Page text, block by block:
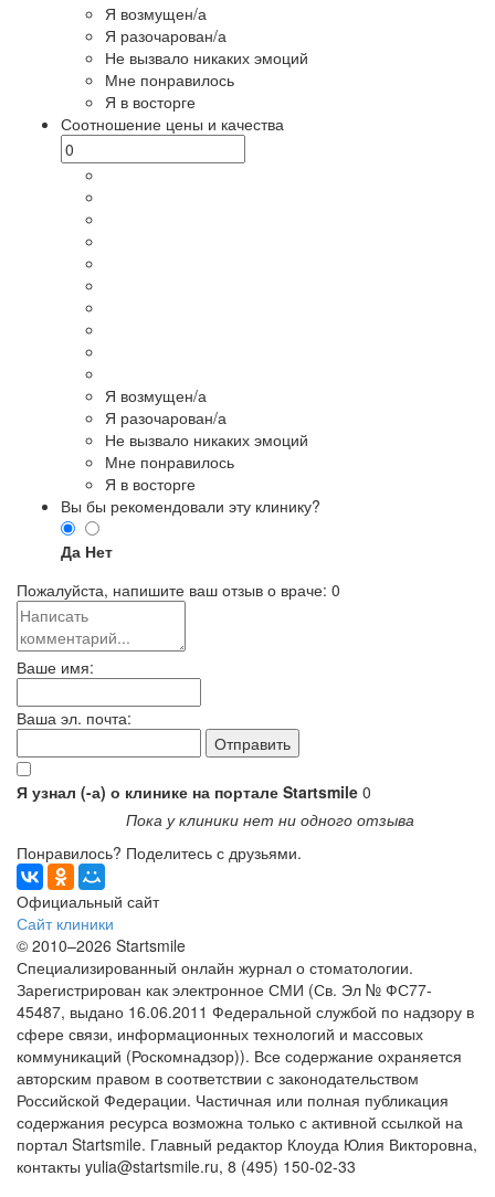
Я возмущен/а
Я разочарован/а
Не вызвало никаких эмоций
Мне понравилось
Я в восторге
Соотношение цены и качества
Я возмущен/а
Я разочарован/а
Не вызвало никаких эмоций
Мне понравилось
Я в восторге
Вы бы рекомендовали эту клинику?
Да Нет
Пожалуйста, напишите ваш отзыв о враче: 0
Ваше имя:
Ваша эл. почта:
Я узнал (-а) о клинике на портале Startsmile 0
Пока у клиники нет ни одного отзыва
Понравилось? Поделитесь с друзьями.
Официальный сайт
Сайт клиники
© 2010–2026 Startsmile
Специализированный онлайн журнал о стоматологии.
Зарегистрирован как электронное СМИ (Св. Эл № ФС77-
45487, выдано 16.06.2011 Федеральной службой по надзору в
сфере связи, информационных технологий и массовых
коммуникаций (Роскомнадзор)). Все содержание охраняется
авторским правом в соответствии с законодательством
Российской Федерации. Частичная или полная публикация
содержания ресурса возможна только с активной ссылкой на
портал Startsmile. Главный редактор Клоуда Юлия Викторовна,
контакты yulia@startsmile.ru, 8 (495) 150-02-33